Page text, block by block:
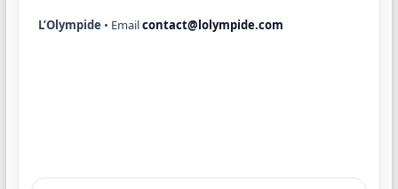
L’Olympide • Emailcontact@lolympide.com